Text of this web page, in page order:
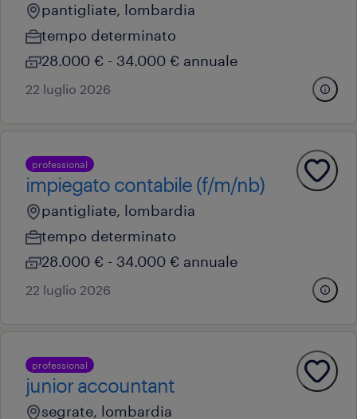
pantigliate, lombardia
tempo determinato
28.000 € - 34.000 € annuale
22 luglio 2026
professional
impiegato contabile (f/m/nb)
pantigliate, lombardia
tempo determinato
28.000 € - 34.000 € annuale
22 luglio 2026
professional
junior accountant
segrate, lombardia